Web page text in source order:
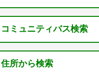
コミュニティバス検索
住所から検索